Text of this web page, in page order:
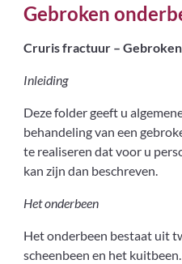
Gebroken
Cruris fractuur –
Inleiding
Deze folder geeft u
behandeling van een
te realiseren dat voor u
kan zijn dan beschreven.
Het onderbeen
Het onderbeen bestaat uit
scheenbeen en het